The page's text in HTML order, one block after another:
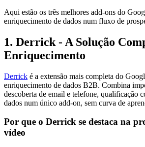
Aqui estão os três melhores add-ons do
enriquecimento de dados num fluxo de
1. Derrick - A Solução
Enriquecimento
Derrick é a extensão mais completa do
enriquecimento de dados B2B. Combina
descoberta de email e telefone, qualificação
dados num único add-on, sem curva de
Por que o Derrick se destaca na
vídeo